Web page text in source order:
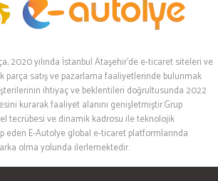
2020 yılında İstanbul Ataşehir’de e-ticaret siteleri ve
parça satış ve pazarlama faaliyetlerinde bulunmak
ihtiyaç ve beklentileri doğrultusunda 2022
kurarak faaliyet alanını genişletmiştir.Grup
tecrübesi ve dinamik kadrosu ile teknolojik
eden E-Autolye global e-ticaret platformlarında
olma yolunda ilerlemektedir.